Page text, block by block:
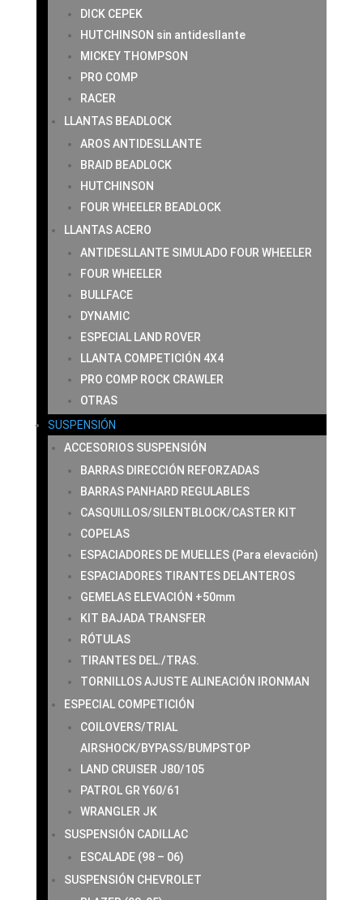
DICK CEPEK
HUTCHINSON sin antidesllante
MICKEY THOMPSON
PRO COMP
RACER
LLANTAS BEADLOCK
AROS ANTIDESLLANTE
BRAID BEADLOCK
HUTCHINSON
FOUR WHEELER BEADLOCK
LLANTAS ACERO
ANTIDESLLANTE SIMULADO FOUR WHEELER
FOUR WHEELER
BULLFACE
DYNAMIC
ESPECIAL LAND ROVER
LLANTA COMPETICIÓN 4X4
PRO COMP ROCK CRAWLER
OTRAS
SUSPENSIÓN
ACCESORIOS SUSPENSIÓN
BARRAS DIRECCIÓN REFORZADAS
BARRAS PANHARD REGULABLES
CASQUILLOS/SILENTBLOCK/CASTER KIT
COPELAS
ESPACIADORES DE MUELLES (Para elevación)
ESPACIADORES TIRANTES DELANTEROS
GEMELAS ELEVACIÓN +50mm
KIT BAJADA TRANSFER
RÓTULAS
TIRANTES DEL./TRAS.
TORNILLOS AJUSTE ALINEACIÓN IRONMAN
ESPECIAL COMPETICIÓN
COILOVERS/TRIAL
AIRSHOCK/BYPASS/BUMPSTOP
LAND CRUISER J80/105
PATROL GR Y60/61
WRANGLER JK
SUSPENSIÓN CADILLAC
ESCALADE (98 – 06)
SUSPENSIÓN CHEVROLET